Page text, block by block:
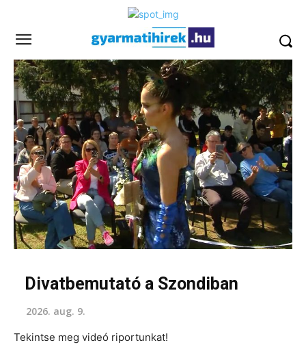
Divatbemutató a Szondiban
2026. aug. 9.
Tekintse meg videó riportunkat!